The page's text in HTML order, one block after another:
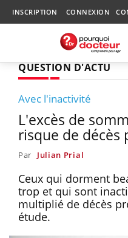
INSCRIPTION CONNEXION
QUESTION D'ACTU
Avec l'inactivité
L'excès de
risque de décès
Par Julian Prial
Ceux qui dorment
trop et qui sont
multiplié de décès
étude.